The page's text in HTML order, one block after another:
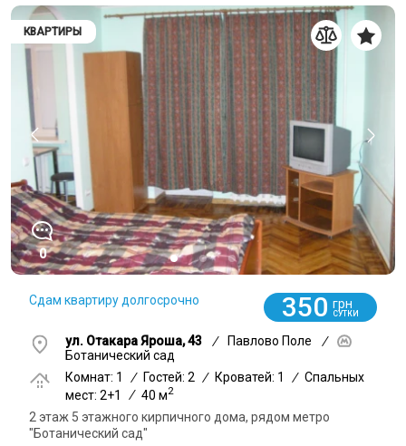
КВАРТИРЫ
0
Сдам квартиру долгосрочно 350 грн
СУТКИ
ул. Отакара Яроша, 43 / Павлово Поле
/
Ботанический сад
Комнат: 1
/ Гостей: 2 / Кроватей: 1 / Спальных
мест: 2+1
/ 40 м2
2 этаж 5 этажного кирпичного дома, рядом метро
"Ботанический сад"